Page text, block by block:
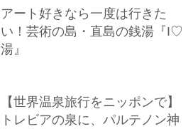
アート好きなら一度は行きた
い！芸術の島・直島の銭湯『I♡
湯』
【世界温泉旅行をニッポンで】
トレビアの泉に、パルテノン神